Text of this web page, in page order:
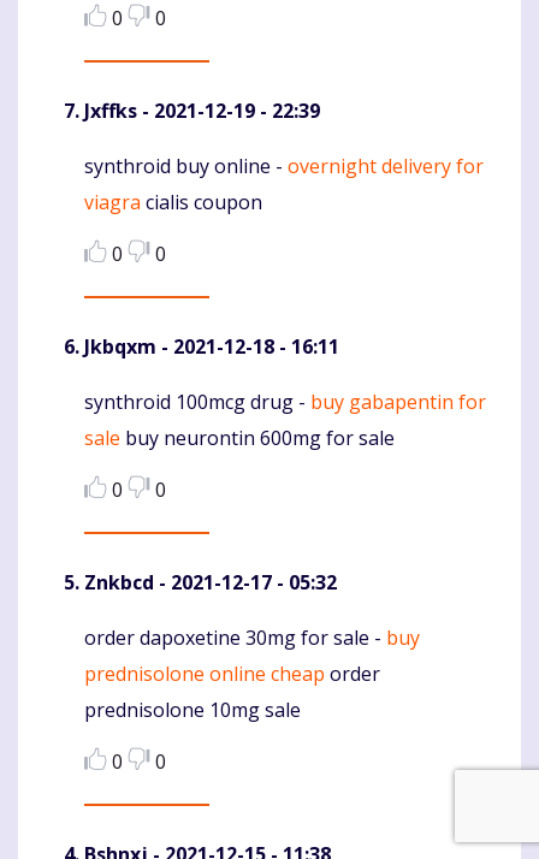
0
0
Jxffks - 2021-12-19 - 22:39
Komentaras
synthroid buy online - overnight delivery for
viagra cialis coupon
0
0
Jkbqxm - 2021-12-18 - 16:11
Komentaras
synthroid 100mcg drug - buy gabapentin for
sale buy neurontin 600mg for sale
0
0
Znkbcd - 2021-12-17 - 05:32
Komentaras
order dapoxetine 30mg for sale - buy
prednisolone online cheap order
prednisolone 10mg sale
0
0